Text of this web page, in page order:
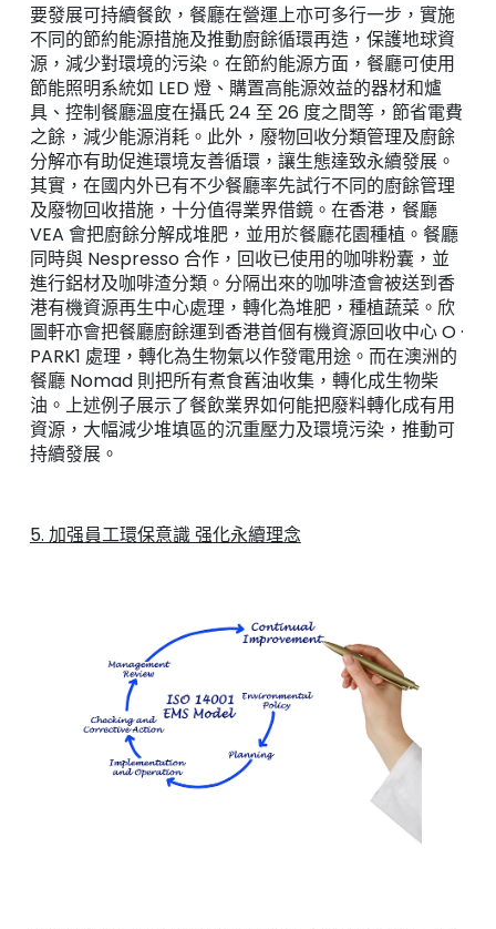
要發展可持續餐飲，餐廳在營運上亦可多行一步，實施
不同的節約能源措施及推動廚餘循環再造，保護地球資
源，減少對環境的污染。在節約能源方面，餐廳可使用
節能照明系統如 LED 燈、購置高能源效益的器材和爐
具、控制餐廳溫度在攝氏 24 至 26 度之間等，節省電費
之餘，減少能源消耗。此外，廢物回收分類管理及廚餘
分解亦有助促進環境友善循環，讓生態達致永續發展。
其實，在國内外已有不少餐廳率先試行不同的廚餘管理
及廢物回收措施，十分值得業界借鏡。在香港，餐廳
VEA 會把廚餘分解成堆肥，並用於餐廳花園種植。餐廳
同時與 Nespresso 合作，回收已使用的咖啡粉囊，並
進行鋁材及咖啡渣分類。分隔出來的咖啡渣會被送到香
港有機資源再生中心處理，轉化為堆肥，種植蔬菜。欣
圖軒亦會把餐廳廚餘運到香港首個有機資源回收中心 O ·
PARK1 處理，轉化為生物氣以作發電用途。而在澳洲的
餐廳 Nomad 則把所有煮食舊油收集，轉化成生物柴
油。上述例子展示了餐飲業界如何能把廢料轉化成有用
資源，大幅減少堆填區的沉重壓力及環境污染，推動可
持續發展。
5. 加强員工環保意識 强化永續理念